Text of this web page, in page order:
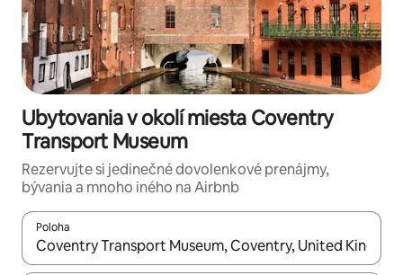
Ubytovania v okolí miesta Coventry
Transport Museum
Rezervujte si jedinečné dovolenkové prenájmy,
bývania a mnoho iného na Airbnb
Poloha
Keď budú výsledky k dispozícii, môžete si ich prechádzať